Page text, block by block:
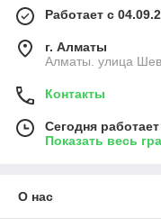
Работает с
г. Алматы
Алматы. улица
Контакты
Сегодня
Показать весь
О нас